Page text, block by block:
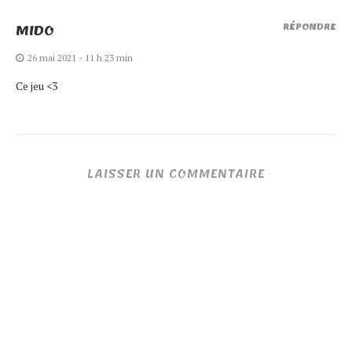
MIDO
26 mai 2021 - 11 h 23 min
Ce jeu <3
RÉPONDRE
LAISSER UN COMMENTAIRE